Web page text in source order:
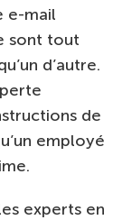
e-mail
sont tout
d’autre.
de
employé
experts en